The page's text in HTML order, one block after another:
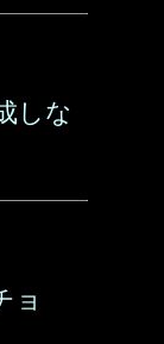
しな
ョ